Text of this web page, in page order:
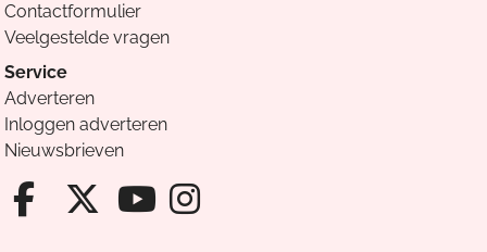
Contactformulier
Veelgestelde vragen
Service
Adverteren
Inloggen adverteren
Nieuwsbrieven
Facebook van Cvandaag
X van Cvandaag
Instagram van